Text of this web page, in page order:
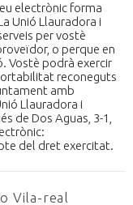
electrònic forma
Unió Llauradora i
per vostè
o perque en
Vostè podrà exercir
reconeguts
amb
Llauradora i
de Dos Aguas, 3-1,
del dret exercitat.
Vila-real